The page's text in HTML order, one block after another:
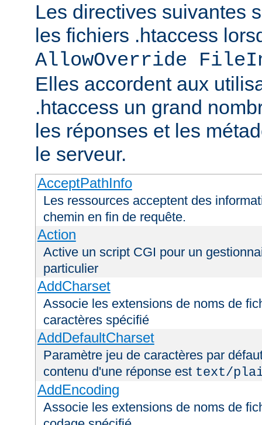
Les directives suivantes
les fichiers .htaccess
AllowOverride
Elles accordent aux
.htaccess un grand
les réponses et les
le serveur.
AcceptPathInfo
Les ressources acceptent des
chemin en fin de requête.
Action
Active un script CGI pour un
particulier
AddCharset
Associe les extensions de noms de
caractères spécifié
AddDefaultCharset
Paramètre jeu de caractères par
contenu d'une réponse est text/
AddEncoding
Associe les extensions de noms de